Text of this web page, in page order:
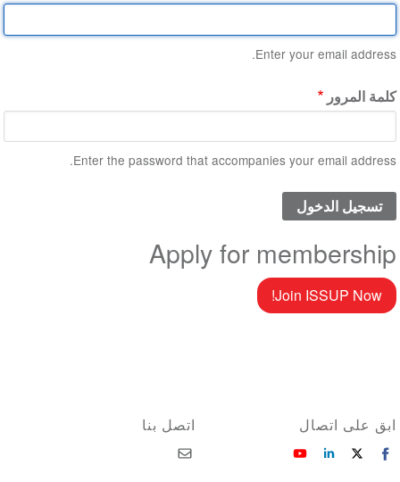
Enter your email address.
كلمة المرور
Enter the password that accompanies your email address.
Apply for membership
Join ISSUP Now!
اتصل بنا ابق على اتصال